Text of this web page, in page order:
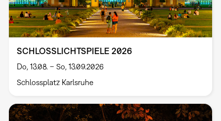
SCHLOSSLICHTSPIELE 2026
Do, 13.08. – So, 13.09.2026
Schlossplatz Karlsruhe